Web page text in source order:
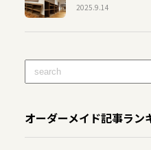
2025.9.14
オーダーメイド記事ラン